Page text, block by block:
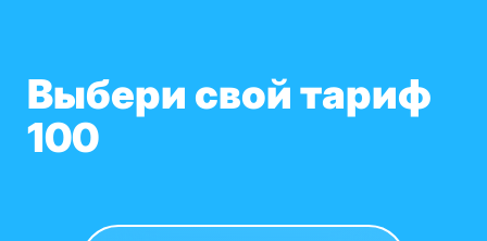
Выбери свой тариф
100